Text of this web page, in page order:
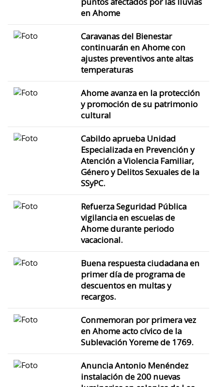
en Ahome
Caravanas del Bienestar
continuarán en Ahome con
ajustes preventivos ante altas
temperaturas
Ahome avanza en la protección
y promoción de su patrimonio
cultural
Cabildo aprueba Unidad
Especializada en Prevención y
Atención a Violencia Familiar,
Género y Delitos Sexuales de la
SSyPC.
Refuerza Seguridad Pública
vigilancia en escuelas de
Ahome durante periodo
vacacional.
Buena respuesta ciudadana en
primer día de programa de
descuentos en multas y
recargos.
Conmemoran por primera vez
en Ahome acto cívico de la
Sublevación Yoreme de 1769.
Anuncia Antonio Menéndez
instalación de 200 nuevas